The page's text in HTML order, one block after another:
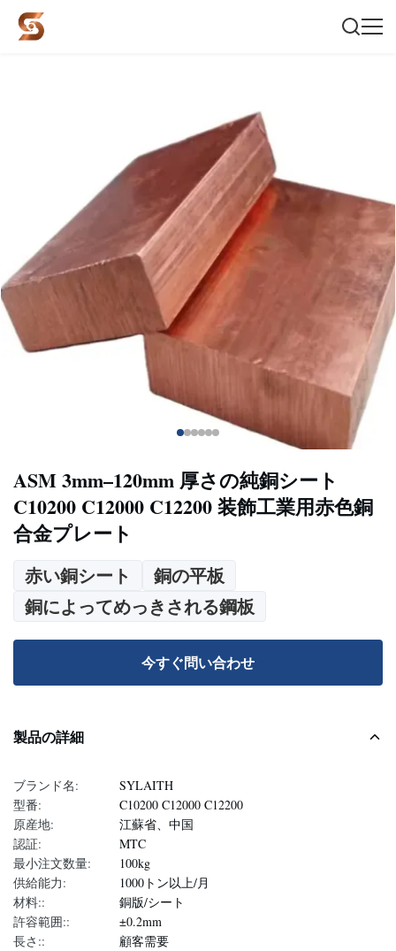
ASM 3mm–120mm 厚さの純銅シート
C10200 C12000 C12200 装飾工業用赤色銅
合金プレート
赤い銅シート
銅の平板
銅によってめっきされる鋼板
今すぐ問い合わせ
製品の詳細
ブランド名:
SYLAITH
型番:
C10200 C12000 C12200
原産地:
江蘇省、中国
認証:
MTC
最小注文数量:
100kg
供給能力:
1000トン以上/月
材料::
銅版/シート
許容範囲::
±0.2mm
長さ::
顧客需要